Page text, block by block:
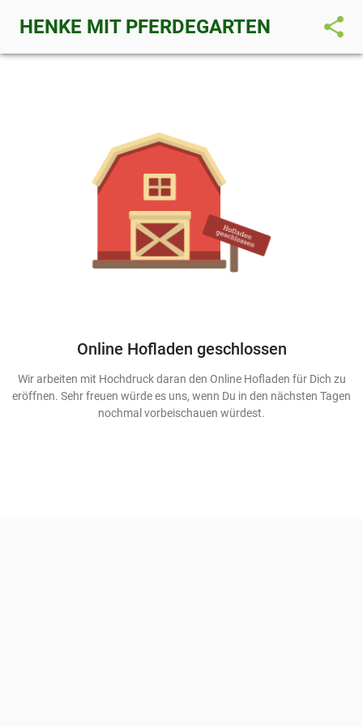
HENKE MIT PFERDEGARTEN share
Online Hofladen geschlossen
Wir arbeiten mit Hochdruck daran den Online Hofladen für Dich zu
eröffnen. Sehr freuen würde es uns, wenn Du in den nächsten Tagen
nochmal vorbeischauen würdest.